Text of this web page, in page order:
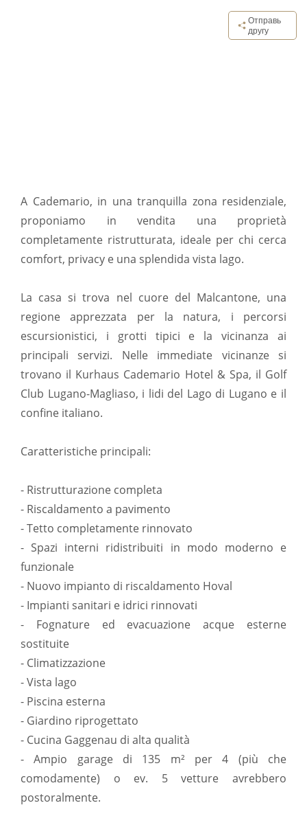
Отправь
другу
A Cademario, in una tranquilla zona residenziale,
proponiamo in vendita una proprietà
completamente ristrutturata, ideale per chi cerca
comfort, privacy e una splendida vista lago.
La casa si trova nel cuore del Malcantone, una
regione apprezzata per la natura, i percorsi
escursionistici, i grotti tipici e la vicinanza ai
principali servizi. Nelle immediate vicinanze si
trovano il Kurhaus Cademario Hotel & Spa, il Golf
Club Lugano-Magliaso, i lidi del Lago di Lugano e il
confine italiano.
Caratteristiche principali:
- Ristrutturazione completa
- Riscaldamento a pavimento
- Tetto completamente rinnovato
- Spazi interni ridistribuiti in modo moderno e
funzionale
- Nuovo impianto di riscaldamento Hoval
- Impianti sanitari e idrici rinnovati
- Fognature ed evacuazione acque esterne
sostituite
- Climatizzazione
- Vista lago
- Piscina esterna
- Giardino riprogettato
- Cucina Gaggenau di alta qualità
- Ampio garage di 135 m² per 4 (più che
comodamente) o ev. 5 vetture avrebbero
postoralmente.